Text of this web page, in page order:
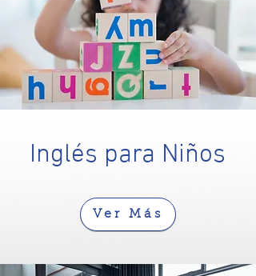
Inglés para Niños
Ver Más